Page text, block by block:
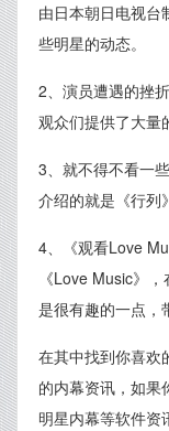
由日本朝日电视台
些明星的动态。
2、演员遭遇的挫
观众们提供了大量
3、就不得不看一
介绍的就是《行列
4、《观看Love
《Love Music》
是很有趣的一点，
在其中找到你喜欢
的内幕资讯，如果
明星内幕等软件资